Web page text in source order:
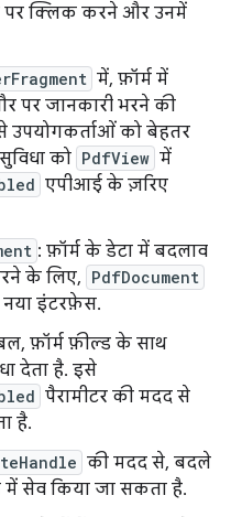
पर क्लिक करने और उनमें
में, फ़ॉर्म में
पर जानकारी भरने की
उपयोगकर्ताओं को बेहतर
को PdfView में
एपीआई के ज़रिए
: फ़ॉर्म के डेटा में बदलाव
के लिए, PdfDocument
नया इंटरफ़ेस.
फ़ॉर्म फ़ील्ड के साथ
देता है. इसे
पैरामीटर की मदद से
है.
की मदद से, बदले
सेव किया जा सकता है.